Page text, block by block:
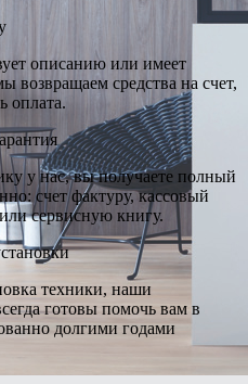
описанию или имеет
возвращаем средства на счет,
оплата.
у нас, вы получаете полный
счет фактуру, кассовый
сервисную книгу.
техники, наши
готовы помочь вам в
долгими годами